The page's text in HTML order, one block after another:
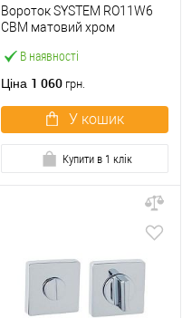
В наявності
Вороток SYSTEM RO11W6
CBM матовий хром
Ціна 1 060 грн.
У кошик
Купити в 1 клік